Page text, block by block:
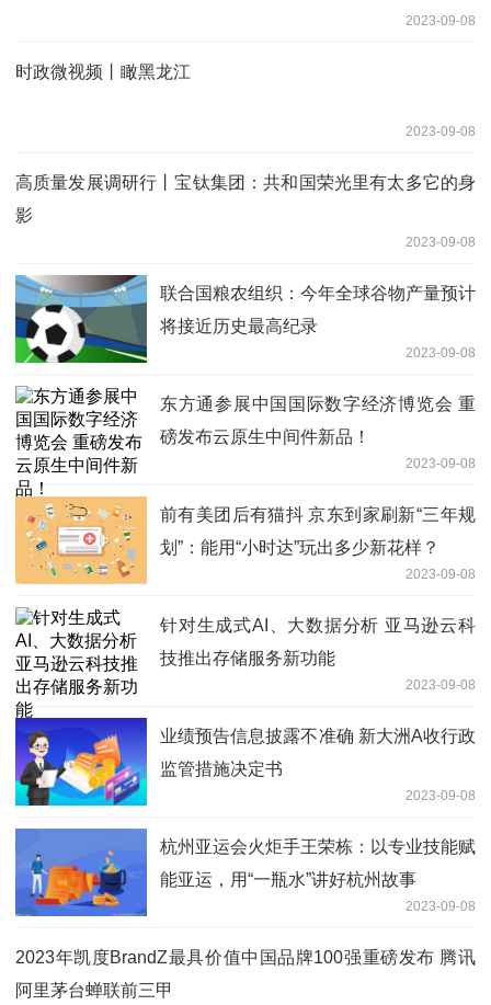
2023-09-08
时政微视频丨瞰黑龙江
2023-09-08
高质量发展调研行丨宝钛集团：共和国荣光里有太多它的身
影
2023-09-08
联合国粮农组织：今年全球谷物产量预计
将接近历史最高纪录
2023-09-08
东方通参展中国国际数字经济博览会 重
磅发布云原生中间件新品！
2023-09-08
前有美团后有猫抖 京东到家刷新“三年规
划”：能用“小时达”玩出多少新花样？
2023-09-08
针对生成式AI、大数据分析 亚马逊云科
技推出存储服务新功能
2023-09-08
业绩预告信息披露不准确 新大洲A收行政
监管措施决定书
2023-09-08
杭州亚运会火炬手王荣栋：以专业技能赋
能亚运，用“一瓶水”讲好杭州故事
2023-09-08
2023年凯度BrandZ最具价值中国品牌100强重磅发布 腾讯
阿里茅台蝉联前三甲